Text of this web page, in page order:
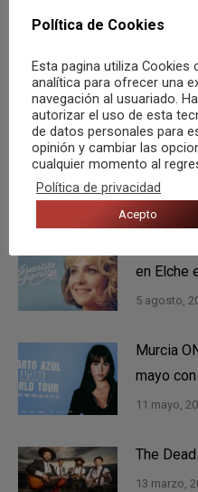
publicaciones
Morgan nos
También te puede
en Elche
5 agosto,
Murcia
mayo
11 mayo,
The
13 marzo,
Política de Cookies
Esta pagina utiliza Cookies
analítica para ofrecer una
navegación al usuariado.
autorizar el uso de esta
de datos personales para
opinión y cambiar las
cualquier momento al
Política de privacidad
Acepto